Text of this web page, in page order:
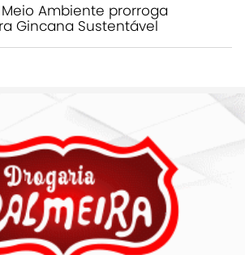
Ambiente prorroga
Gincana Sustentável